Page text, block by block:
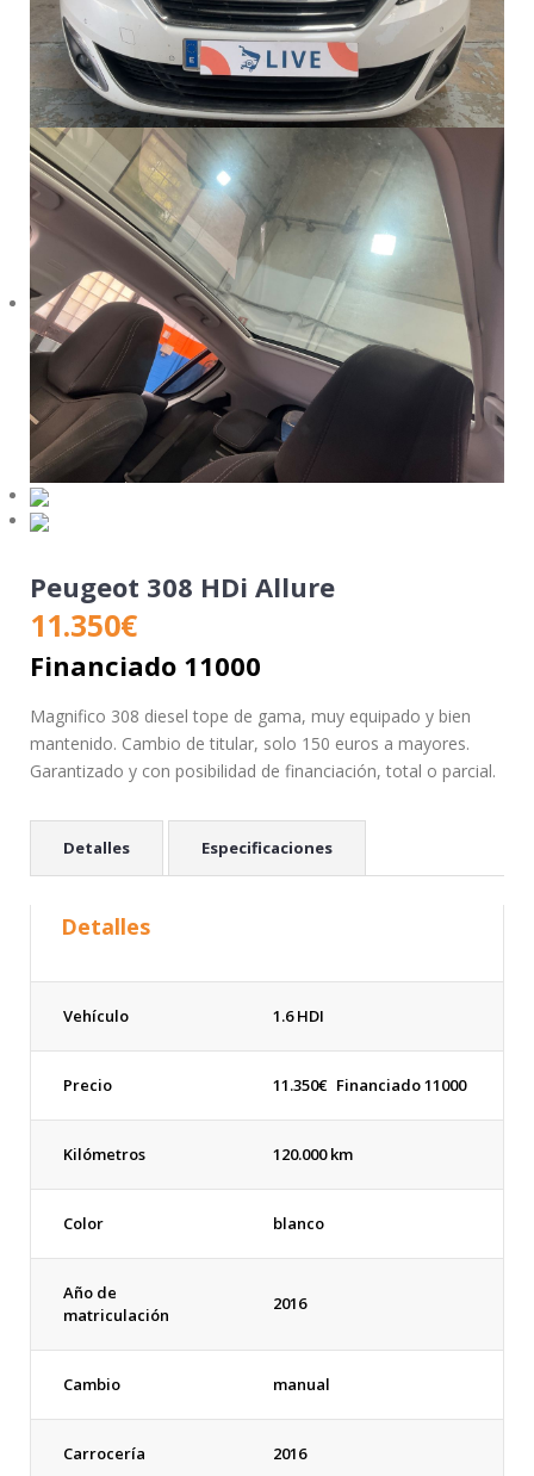
Peugeot 308 HDi Allure
11.350€
Financiado 11000
Magnifico 308 diesel tope de gama, muy equipado y bien
mantenido. Cambio de titular, solo 150 euros a mayores.
Garantizado y con posibilidad de financiación, total o parcial.
Detalles Especificaciones
Detalles
Vehículo 1.6 HDI
Precio 11.350€ Financiado 11000
Kilómetros 120.000 km
Color blanco
Año de
matriculación
2016
Cambio manual
Carrocería 2016